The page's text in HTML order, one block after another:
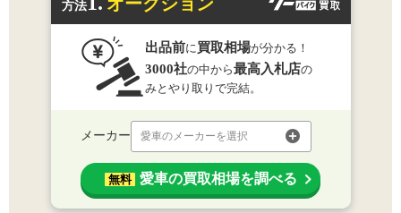
方法
出品前に 買取相場が分かる！
3000社の中から最高入札店の
みとやり取りで完結。
メーカー 愛車のメーカーを選択
無料 愛車の買取相場を調べる